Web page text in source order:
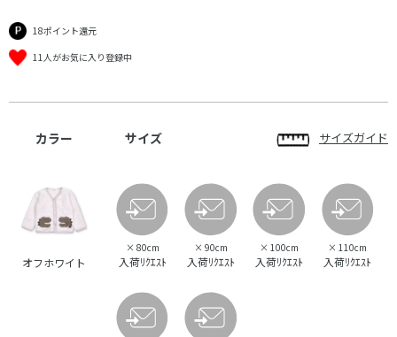
18ポイント還元
11人がお気に入り登録中
カラー サイズ サイズガイド
オフホワイト
× 80cm
入荷ﾘｸｴｽﾄ
× 90cm
入荷ﾘｸｴｽﾄ
× 100cm
入荷ﾘｸｴｽﾄ
× 110cm
入荷ﾘｸｴｽﾄ